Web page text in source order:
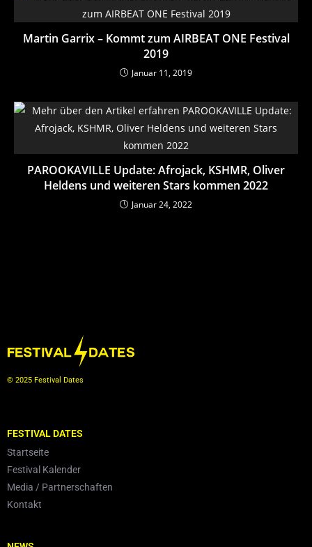
Martin Garrix – Kommt zum AIRBEAT ONE Festival
2019
Januar 11, 2019
PAROOKAVILLE Update: Afrojack, KSHMR, Oliver
Heldens und weiteren Stars kommen 2022
Januar 24, 2022
© 2025 Festival Dates
FESTIVAL DATES
Startseite
Festival Kalender
Media / Partnerschaften
Kontakt